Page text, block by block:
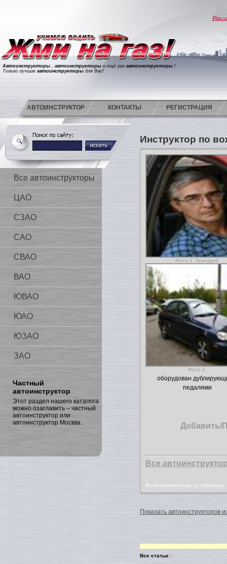
Автоинструкторы , автоинструкторы и ещё раз автоинструкторы !
Только лучшие автоинструкторы для Вас!
АВТОИНСТРУКТОР КОНТАКТЫ РЕГИСТРАЦИЯ
Все автоинструкторы
ЦАО
СЗАО
САО
СВАО
ВАО
ЮВАО
ЮАО
ЮЗАО
ЗАО
Частный
автоинструктор
Этот раздел нашего каталога
можно озаглавить – частный
автоинструктор или
автоинструктор Москва.
Инструктор по
Фото 1. Геннадий
Фото 2.
оборудован
педалями
Добавить/
Все
Вы попалина сюда со
Показать автоинструкторов
Все статьи :